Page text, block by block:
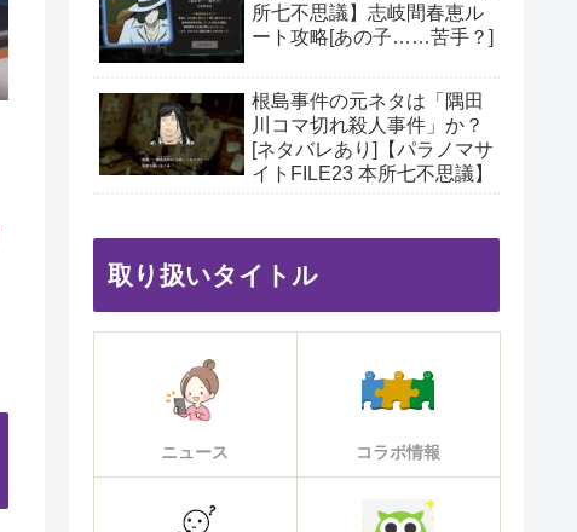
所七不思議】志岐間春恵ル
ート攻略[あの子……苦手？]
根島事件の元ネタは「隅田
川コマ切れ殺人事件」か？
[ネタバレあり]【パラノマサ
イトFILE23 本所七不思議】
取り扱いタイトル
ニュース コラボ情報